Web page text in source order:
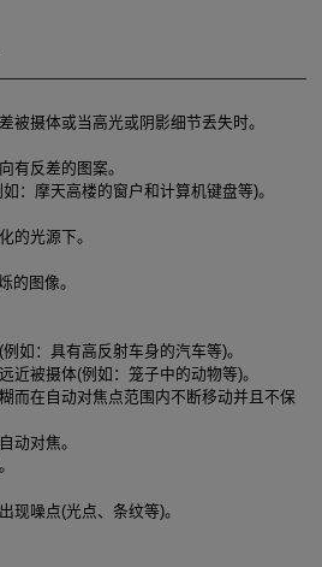
被摄体或当高光或阴影细节丢失时。
有反差的图案。
：摩天高楼的窗户和计算机键盘等)。
的光源下。
的图像。
如：具有高反射车身的汽车等)。
近被摄体(例如：笼子中的动物等)。
而在自动对焦点范围内不断移动并且不保
动对焦。
现噪点(光点、条纹等)。